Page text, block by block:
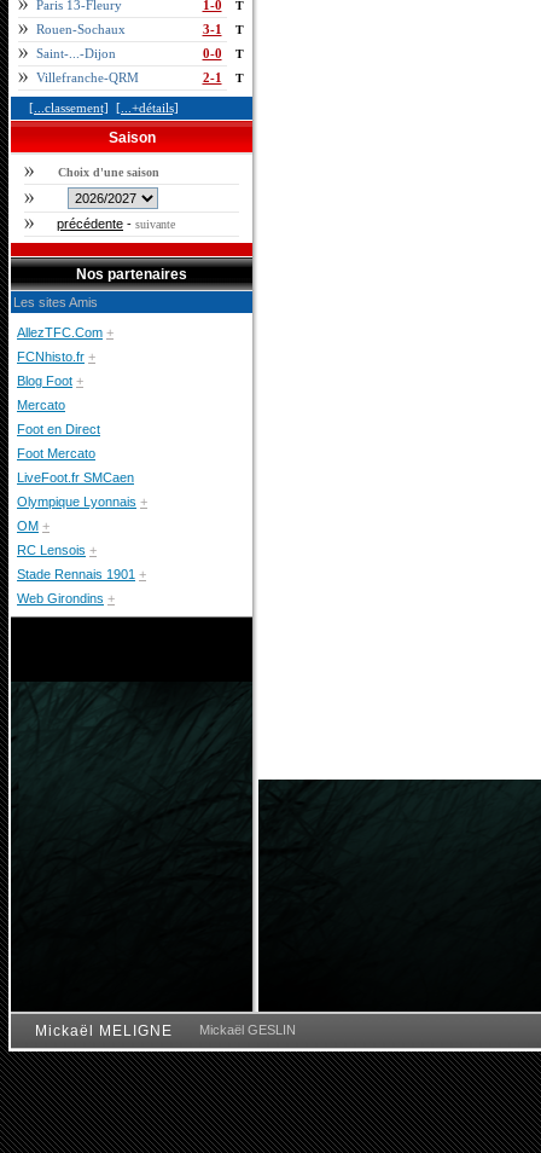
Paris 13-Fleury 1-0 T
Rouen-Sochaux 3-1 T
Saint-...-Dijon 0-0 T
Villefranche-QRM 2-1 T
[...classement] [...+détails]
Saison
Choix d'une saison
précédente - suivante
Nos partenaires
Les sites Amis
AllezTFC.Com +
FCNhisto.fr +
Blog Foot +
Mercato
Foot en Direct
Foot Mercato
LiveFoot.fr SMCaen
Olympique Lyonnais +
OM +
RC Lensois +
Stade Rennais 1901 +
Web Girondins +
Mickaël MELIGNE Mickaël GESLIN